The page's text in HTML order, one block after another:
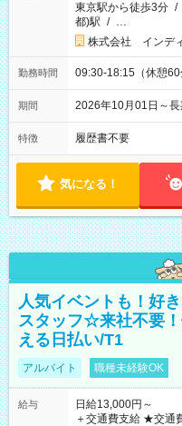
東京駅から徒歩3分 /
都)駅 / …
株式会社 インデ
勤務時間 09:30-18:15（休憩60
期間 2026年10月01日～
特徴 履歴書不要
気になる！
人気イベントも！好
スタッフ☆来社不要
える日払い/T1
アルバイト 職種未経験OK
給与
日給13,000円～
＋交通費支給 ★交通費全額支給！ ┗案件により規定あり ★日払